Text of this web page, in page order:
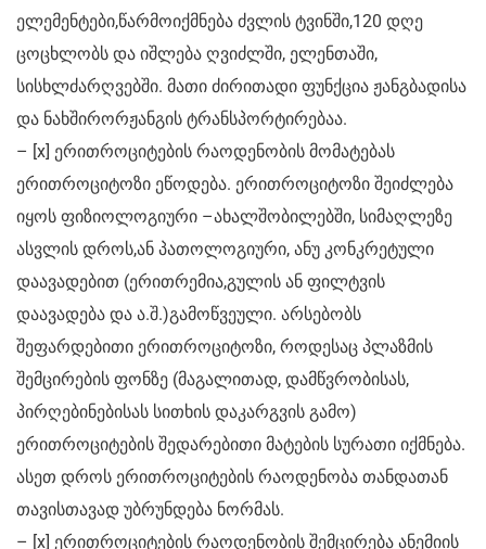
ელემენტები,წარმოიქმნება ძვლის ტვინში,120 დღე
ცოცხლობს და იშლება ღვიძლში, ელენთაში,
სისხლძარღვებში. მათი ძირითადი ფუნქცია ჟანგბადისა
და ნახშირორჟანგის ტრანსპორტირებაა.
– [x] ერითროციტების რაოდენობის მომატებას
ერითროციტოზი ეწოდება. ერითროციტოზი შეიძლება
იყოს ფიზიოლოგიური –ახალშობილებში, სიმაღლეზე
ასვლის დროს,ან პათოლოგიური, ანუ კონკრეტული
დაავადებით (ერითრემია,გულის ან ფილტვის
დაავადება და ა.შ.)გამოწვეული. არსებობს
შეფარდებითი ერითროციტოზი, როდესაც პლაზმის
შემცირების ფონზე (მაგალითად, დამწვრობისას,
პირღებინებისას სითხის დაკარგვის გამო)
ერითროციტების შედარებითი მატების სურათი იქმნება.
ასეთ დროს ერითროციტების რაოდენობა თანდათან
თავისთავად უბრუნდება ნორმას.
– [x] ერითროციტების რაოდენობის შემცირება ანემიის